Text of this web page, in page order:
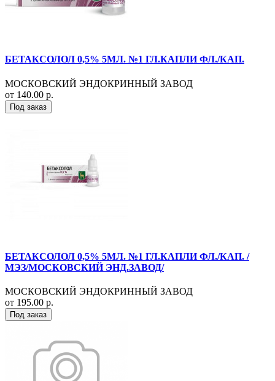
БЕТАКСОЛОЛ 0,5% 5МЛ. №1 ГЛ.КАПЛИ ФЛ./КАП.
МОСКОВСКИЙ ЭНДОКРИННЫЙ ЗАВОД
от 140.00 р.
Под заказ
БЕТАКСОЛОЛ 0,5% 5МЛ. №1 ГЛ.КАПЛИ ФЛ./КАП. /
МЭЗ/МОСКОВСКИЙ ЭНД.ЗАВОД/
МОСКОВСКИЙ ЭНДОКРИННЫЙ ЗАВОД
от 195.00 р.
Под заказ